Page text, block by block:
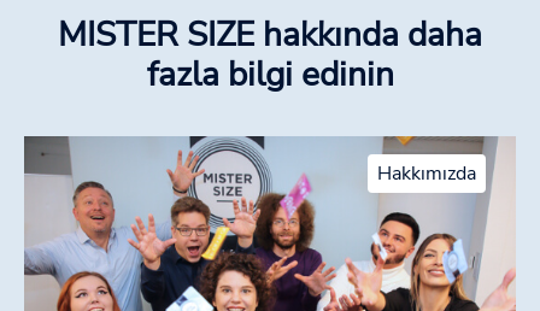
MISTER SIZE hakkında daha
fazla bilgi edinin
Hakkımızda